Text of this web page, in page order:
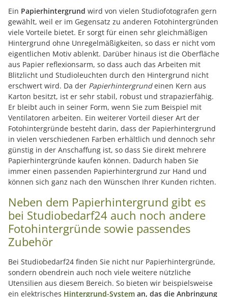
Ein Papierhintergrund wird von vielen Studiofotografen gern
gewählt, weil er im Gegensatz zu anderen Fotohintergründen
viele Vorteile bietet. Er sorgt für einen sehr gleichmäßigen
Hintergrund ohne Unregelmäßigkeiten, so dass er nicht vom
eigentlichen Motiv ablenkt. Darüber hinaus ist die Oberfläche
aus Papier reflexionsarm, so dass auch das Arbeiten mit
Blitzlicht und Studioleuchten durch den Hintergrund nicht
erschwert wird. Da der Papierhintergrundeinen Kern aus
Karton besitzt, ist er sehr stabil, robust und strapazierfähig.
Er bleibt auch in seiner Form, wenn Sie zum Beispiel mit
Ventilatoren arbeiten. Ein weiterer Vorteil dieser Art der
Fotohintergründe besteht darin, dass der Papierhintergrund
in vielen verschiedenen Farben erhältlich und dennoch sehr
günstig in der Anschaffung ist, so dass Sie direkt mehrere
Papierhintergründe kaufen können. Dadurch haben Sie
immer einen passenden Papierhintergrund zur Hand und
können sich ganz nach den Wünschen Ihrer Kunden richten.
Neben dem Papierhintergrund gibt es
bei Studiobedarf24 auch noch andere
Fotohintergründe sowie passendes
Zubehör
Bei Studiobedarf24 finden Sie nicht nur Papierhintergründe,
sondern obendrein auch noch viele weitere nützliche
Utensilien aus diesem Bereich. So bieten wir beispielsweise
ein elektrisches Hintergrund-System an, das die Anbringung